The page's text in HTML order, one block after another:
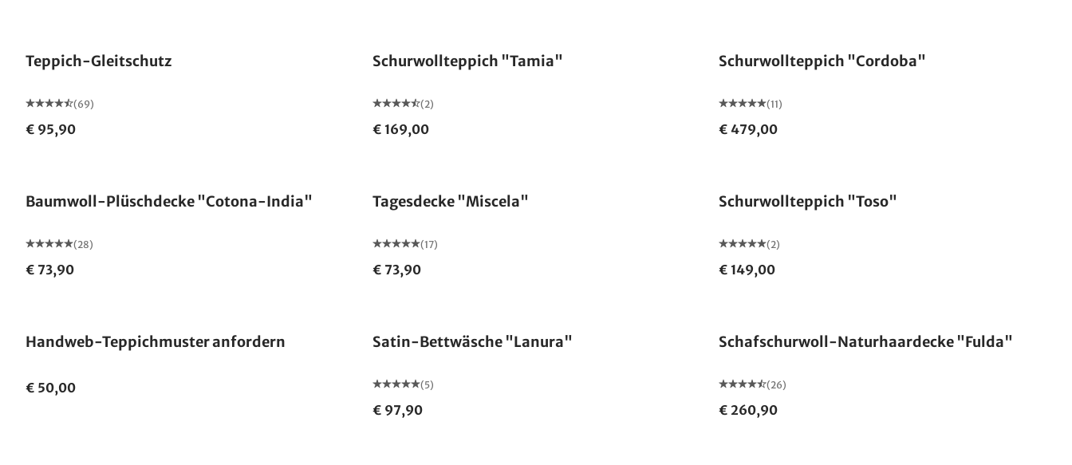
Teppich-Gleitschutz
(69)
€ 95,90
Schurwollteppich "Tamia"
(2)
€ 169,00
Schurwollteppich "Cordoba"
(11)
€ 479,00
Baumwoll-Plüschdecke "Cotona-India"
(28)
€ 73,90
Tagesdecke "Miscela"
(17)
€ 73,90
Schurwollteppich "Toso"
(2)
€ 149,00
Handweb-Teppichmuster anfordern
€ 50,00
Satin-Bettwäsche "Lanura"
(5)
€ 97,90
Schafschurwoll-Naturhaardecke "Fulda"
(26)
€ 260,90